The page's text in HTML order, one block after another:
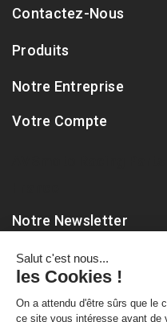
Contactez-Nous
Produits
Notre Entreprise
Votre Compte
Notre Newsletter
Abonnez-vous à notre
des nouveautés et remises